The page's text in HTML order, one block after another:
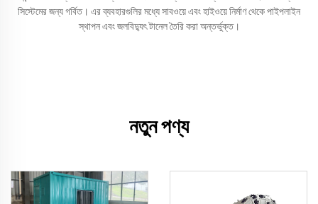
সিস্টেমের জন্য গর্বিত। এর ব্যবহারগুলির মধ্যে সাবওয়ে এবং হাইওয়ে নির্মাণ থেকে পাইপলাইন
স্থাপন এবং জলবিদ্যুৎ টানেল তৈরি করা অন্তর্ভুক্ত।
নতুন পণ্য